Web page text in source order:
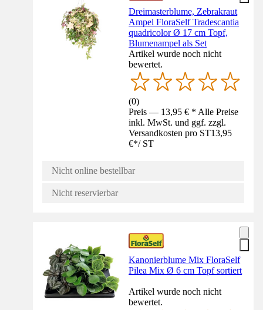
Dreimasterblume, Zebrakraut
Ampel FloraSelf Tradescantia
quadricolor Ø 17 cm Topf,
Blumenampel als Set
Artikel wurde noch nicht
bewertet.
(0)
Preis — 13,95 € * Alle Preise
inkl. MwSt. und ggf. zzgl.
Versandkosten pro ST13,95
€*/ ST
Nicht online bestellbar
Nicht reservierbar
Kanonierblume Mix FloraSelf
Pilea Mix Ø 6 cm Topf sortiert
Artikel wurde noch nicht
bewertet.